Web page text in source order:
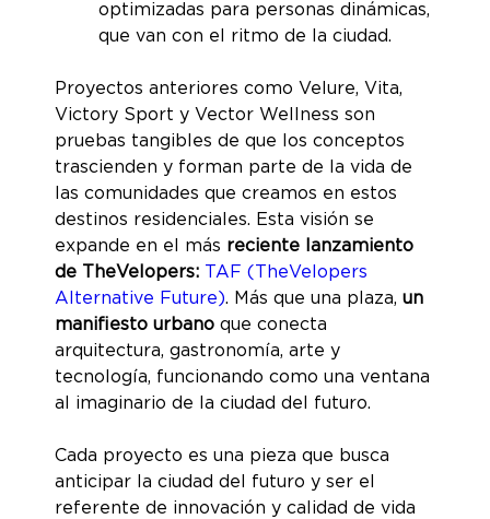
optimizadas para personas dinámicas,
que van con el ritmo de la ciudad.
Proyectos anteriores como Velure, Vita,
Victory Sport y Vector Wellness son
pruebas tangibles de que los conceptos
trascienden y forman parte de la vida de
las comunidades que creamos en estos
destinos residenciales. Esta visión se
expande en el más reciente lanzamiento
de TheVelopers: TAF (TheVelopers
Alternative Future). Más que una plaza, un
manifiesto urbano que conecta
arquitectura, gastronomía, arte y
tecnología, funcionando como una ventana
al imaginario de la ciudad del futuro.
Cada proyecto es una pieza que busca
anticipar la ciudad del futuro y ser el
referente de innovación y calidad de vida